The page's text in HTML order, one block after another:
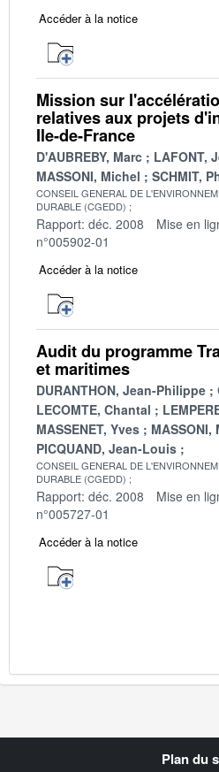
Accéder à la notice
Mission sur
relatives aux projets
Ile-de-France
D'AUBREBY, Marc LAFONT,
MASSONI, Michel
SCHMIT,
CONSEIL GENERAL DE
DURABLE (CGEDD)
Rapport: déc. 2008 Mise en
n°005902-01
Accéder à la notice
Audit du programme
et maritimes
DURANTHON, Jean-Philippe
LECOMTE, Chantal
MASSENET, Yves
MASSONI,
PICQUAND, Jean-Louis
CONSEIL GENERAL DE
DURABLE (CGEDD)
Rapport: déc. 2008 Mise en
n°005727-01
Accéder à la notice
Plan du